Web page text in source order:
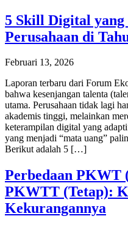
5 Skill Digital
Perusahaan di
Februari 13, 2026
Laporan terbaru dari Forum
bahwa kesenjangan talenta
utama. Perusahaan tidak lagi
akademis tinggi, melainkan
keterampilan digital yang
yang menjadi “mata uang”
Berikut adalah 5 […]
Perbedaan PKWT
PKWTT (Tetap):
Kekurangannya